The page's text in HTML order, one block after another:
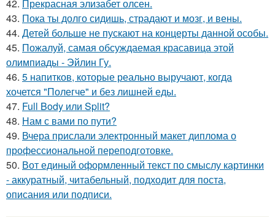
42. Прекрасная элизабет олсен.
43. Пока ты долго сидишь, страдают и мозг, и вены.
44. Детей больше не пускают на концерты данной особы.
45. Пожалуй, самая обсуждаемая красавица этой
олимпиады - Эйлин Гу.
46. 5 напитков, которые реально выручают, когда
хочется "Полегче" и без лишней еды.
47. Full Body или Split?
48. Нам с вами по пути?
49. Вчера прислали электронный макет диплома о
профессиональной переподготовке.
50. Вот единый оформленный текст по смыслу картинки
- аккуратный, читабельный, подходит для поста,
описания или подписи.